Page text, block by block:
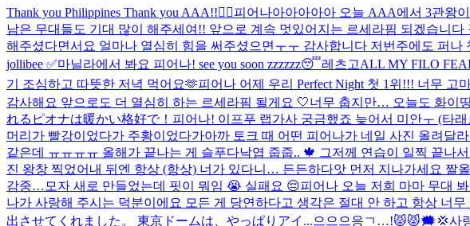
Thank you Philippines Thank you AAA!!❤️‍🔥피어나아아아아아 오늘 AAA에서 3관왕
남은 무대들도 기대 많이 해주세여!! 앞으로 계속 멋있어지는 르세라핌 되겠습니다
해주셨다면서요 얼마나 열심히 힘을 써주셨으면ㅜㅜ 감사합니다 저번주에도 퍼
jollibee ✅마닐라에서 봐요 피어나! see you soon zzzzzz😴레츠고ALL MY FILO
기 조심하고 따뜻한 저녁 먹어요🫶피어나 어제 우리 Perfect Night 첫 1위!!! 너무
감사해요 앞으로도 더 열심히 하는 르세라핌 될게요 🤍너무 춥지만… 오늘도 화이띵
れるピオナは暖かい格好で！ 피어나! 이프푸 랩가사 궁금했죠 늦어서 미안ㅜ (타
머리가 빨강이었다가 주황이었다가아까 토크 때 어떤 피어나가 네일 사진 올려달
같은데 ㅠㅠㅠㅠ 올해가 끝나는 게 슬푸다낙엽 줍줍.. 🍁​ 그저께 연습이 일찍 끝나
진 왕창 찍었어 내 뒤엔 항상 (항상) 너가 있다니… 든든하다앗 먼저 지나가세요 짤
감중… 모자 새로 만들었는데 핏이 뭐임 😭 실패요 😔피어나 오늘 저희 마마 무대
나가 사랑해 주시는 덕분이에요 모든 게 당연하다고 생각은 절대 안 하고 항상 너
出させてくれました。 東京ドームは、やっぱりアイ...으으으응ㄱ…!😾😾🗯️💢사